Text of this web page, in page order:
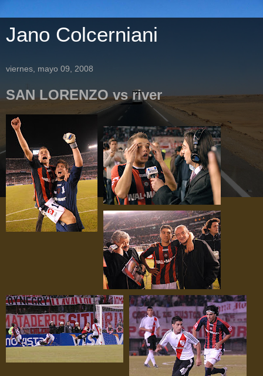
Jano Colcerniani
viernes, mayo 09, 2008
SAN LORENZO vs river